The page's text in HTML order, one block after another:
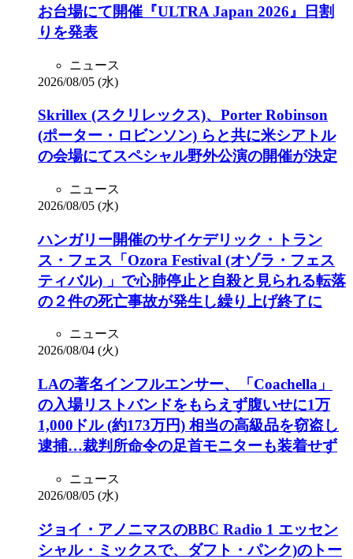
お台場にて開催『ULTRA Japan 2026』日割
りを発表
ニュース
2026/08/05 (水)
Skrillex (スクリレックス)、Porter Robinson
(ポーター・ロビンソン) らと共に米シアトル
の会場にてスペシャル野外公演の開催が決定
ニュース
2026/08/05 (水)
ハンガリー開催のサイケデリック・トラン
ス・フェス「Ozora Festival (オゾラ・フェス
ティバル) 」で心肺停止と自殺と見られる転落
の２件の死亡事故が発生し繰り上げ終了に
ニュース
2026/08/04 (火)
LAの著名インフルエンサー、「Coachella」
の入場リストバンドをもらえず腹いせに1万
1,000ドル (約173万円) 相当の高級品を窃盗し
逮捕…裁判所命令の足首モニターも装着せず
ニュース
2026/08/05 (水)
ジョイ・アノニマスのBBC Radio 1 エッセン
シャル・ミックスで、ダフト・パンク)のトー